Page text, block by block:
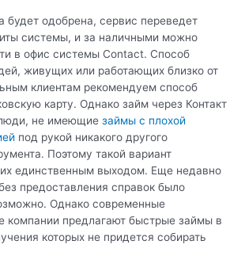
будет одобрена, сервис переведет
системы, и за наличными можно
в офис системы Contact. Способ
живущих или работающих близко от
клиентам рекомендуем способ
карту. Однако займ через Контакт
не имеющие займы с плохой
под рукой никакого другого
Поэтому такой вариант
единственным выходом. Еще недавно
предоставления справок было
Однако современные
компании предлагают быстрые займы в
которых не придется собирать